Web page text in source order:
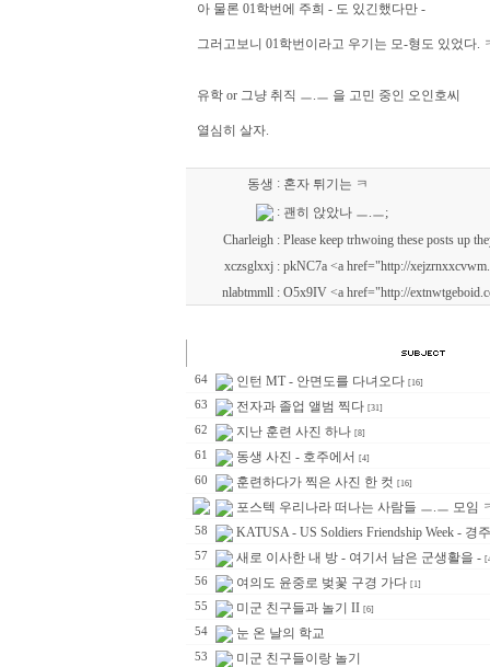
아 물론 01학번에 주희 - 도 있긴했다만 -
그러고보니 01학번이라고 우기는 모-형도 있었다.
유학 or 그냥 취직 ㅡ.ㅡ 을 고민 중인 오인호씨
열심히 살자.
동생 : 혼자 튀기는 ㅋ
: 괜히 앉았나 ㅡ.ㅡ;
Charleigh : Please keep trhwoing these posts up
xczsglxxj : pkNC7a <a href="http://
nlabtmmll : O5x9IV <a href="http://
64 인턴 MT - 안면도를 다녀오다 [16]
63 전자과 졸업 앨범 찍다 [31]
62 지난 훈련 사진 하나 [8]
61 동생 사진 - 호주에서 [4]
60 훈련하다가 찍은 사진 한 컷 [16]
포스텍 우리나라 떠나는 사람들 ㅡ.ㅡ 모임
58 KATUSA - US Soldiers Friendship Week - 경
57 새로 이사한 내 방 - 여기서 남은 군생활을 -
56 여의도 윤중로 벚꽃 구경 가다 [1]
55 미군 친구들과 놀기 II [6]
54 눈 온 날의 학교
53 미군 친구들이랑 놀기